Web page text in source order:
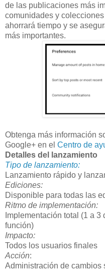
de las publicaciones más
comunidades y
ahorrará tiempo y se
más importantes.
Obtenga más información
Google+ en el Centro de
Detalles del lanzamiento
Tipo de lanzamiento:
Lanzamiento rápido y
Ediciones:
Disponible para todas las
Ritmo de implementación:
Implementación total (1 a
función)
Impacto:
Todos los usuarios finales
Acción:
Administración de cambios